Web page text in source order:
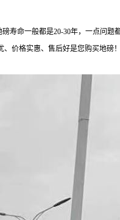
寿命一般都是20-30年，一点问题
价格实惠、售后好是您购买地磅！